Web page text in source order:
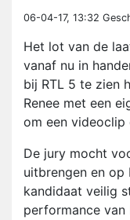
06-04-17, 13:32
Het lot van de
vanaf nu in
bij RTL 5 te zien
Renee met een
om een videoclip
De jury mocht
uitbrengen en op
kandidaat veilig
performance